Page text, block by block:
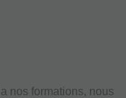
nos formations, nous